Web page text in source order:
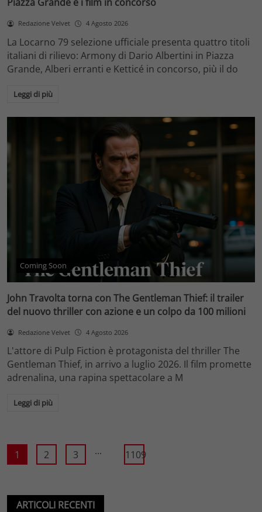
Redazione Velvet 4 Agosto 2026
La Locarno 79 selezione ufficiale presenta quattro titoli
italiani di rilievo: Armony di Dario Albertini in Piazza
Grande, Alberi erranti e Ketticé in concorso, più il do
Leggi di più
Coming Soon
John Travolta torna con The Gentleman Thief: il trailer
del nuovo thriller con azione e un colpo da 100 milioni
Redazione Velvet 4 Agosto 2026
L'attore di Pulp Fiction è protagonista del thriller The
Gentleman Thief, in arrivo a luglio 2026. Il film promette
adrenalina, una rapina spettacolare a M
Leggi di più
1 2 3 ... 1109
ARTICOLI RECENTI